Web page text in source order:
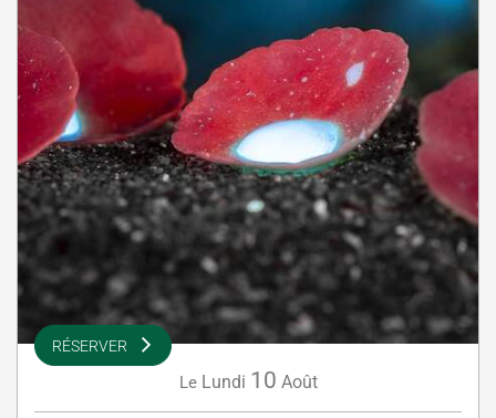
RÉSERVER
Le Lundi 10 Août